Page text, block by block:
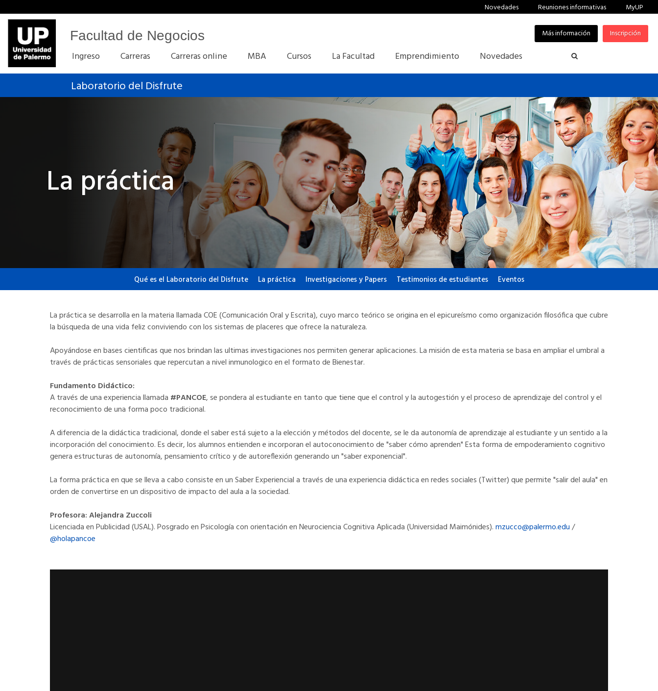
Novedades Reuniones informativas MyUP
Facultad de Negocios Inscripción
Más información
Ingreso Carreras Carreras online MBA Cursos La Facultad Emprendimiento Novedades
Laboratorio del Disfrute
La práctica
Qué es el Laboratorio del Disfrute La práctica Investigaciones y Papers Testimonios de estudiantes Eventos
La práctica se desarrolla en la materia llamada COE (Comunicación Oral y Escrita), cuyo marco teórico se origina en el epicureísmo como organización filosófica que cubre
la búsqueda de una vida feliz conviviendo con los sistemas de placeres que ofrece la naturaleza.
Apoyándose en bases cientificas que nos brindan las ultimas investigaciones nos permiten generar aplicaciones. La misión de esta materia se basa en ampliar el umbral a
través de prácticas sensoriales que repercutan a nivel inmunologico en el formato de Bienestar.
Fundamento Didáctico:
A través de una experiencia llamada #PANCOE, se pondera al estudiante en tanto que tiene que el control y la autogestión y el proceso de aprendizaje del control y el
reconocimiento de una forma poco tradicional.
A diferencia de la didáctica tradicional, donde el saber está sujeto a la elección y métodos del docente, se le da autonomía de aprendizaje al estudiante y un sentido a la
incorporación del conocimiento. Es decir, los alumnos entienden e incorporan el autoconocimiento de "saber cómo aprenden" Esta forma de empoderamiento cognitivo
genera estructuras de autonomía, pensamiento crítico y de autoreflexión generando un "saber exponencial".
La forma práctica en que se lleva a cabo consiste en un Saber Experiencial a través de una experiencia didáctica en redes sociales (Twitter) que permite "salir del aula" en
orden de convertirse en un dispositivo de impacto del aula a la sociedad.
Profesora: Alejandra Zuccoli
Licenciada en Publicidad (USAL). Posgrado en Psicología con orientación en Neurociencia Cognitiva Aplicada (Universidad Maimónides).mzucco@palermo.edu/
@holapancoe